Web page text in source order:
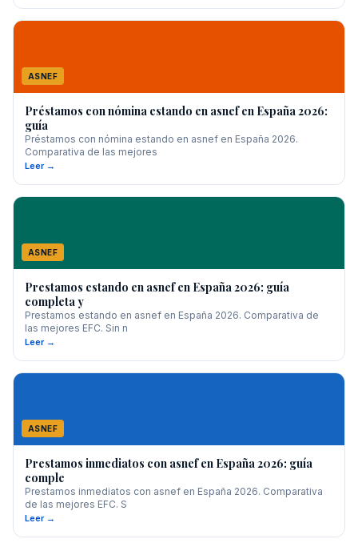
ASNEF
Préstamos con nómina estando en asnef en España 2026:
guía
Préstamos con nómina estando en asnef en España 2026.
Comparativa de las mejores
Leer →
ASNEF
Prestamos estando en asnef en España 2026: guía
completa y
Prestamos estando en asnef en España 2026. Comparativa de
las mejores EFC. Sin n
Leer →
ASNEF
Prestamos inmediatos con asnef en España 2026: guía
comple
Prestamos inmediatos con asnef en España 2026. Comparativa
de las mejores EFC. S
Leer →